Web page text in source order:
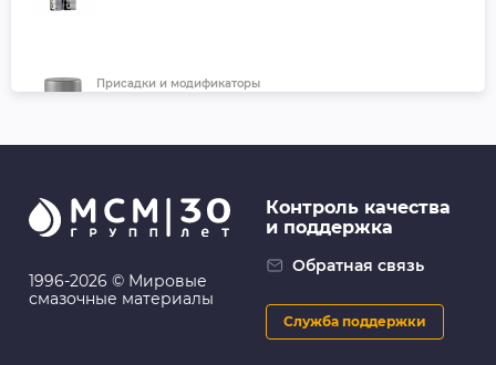
Присадки и модификаторы
Присадки и модификаторы
Антигель для дизельного топлива (946 мл) ABRO
1996-2026 © Мировые
смазочные материалы
Контроль качества
и поддержка
Обратная связь
Служба поддержки